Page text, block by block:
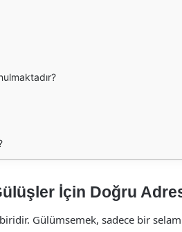
İçin Doğru
Gülümsemek, sadece bir